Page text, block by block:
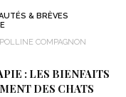
& BRÈVES
COMPAGNON
: LES BIENFAITS
DES CHATS